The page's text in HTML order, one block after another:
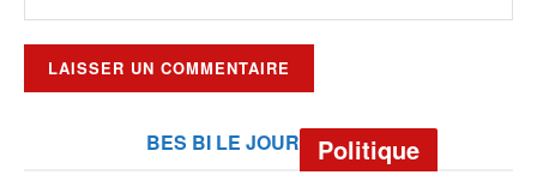
BES BI LE JOUR Politique